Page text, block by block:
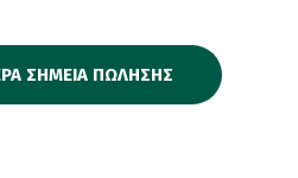
ΣΗΜΕΙΑ ΠΩΛΗΣΗΣ